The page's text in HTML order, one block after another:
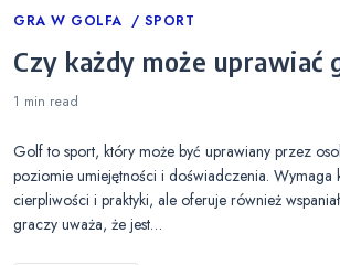
Categories
GRA W GOLFA SPORT
Czy każdy może uprawiać
1 min read
Golf to sport, który może być uprawiany przez
poziomie umiejętności i doświadczenia. Wymaga
cierpliwości i praktyki, ale oferuje również
graczy uważa, że jest…